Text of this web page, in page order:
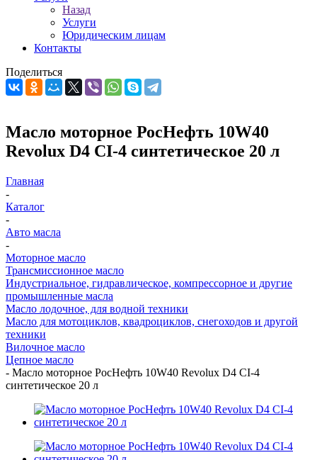
Назад
Услуги
Юридическим лицам
Контакты
Поделиться
Масло моторное РосНефть 10W40
Revolux D4 CI-4 синтетическое 20 л
Главная
-
Каталог
-
Авто масла
-
Моторное масло
Трансмиссионное масло
Индустриальное, гидравлическое, компрессорное и другие
промышленные масла
Масло лодочное, для водной техники
Масло для мотоциклов, квадроциклов, снегоходов и другой
техники
Вилочное масло
Цепное масло
- Масло моторное РосНефть 10W40 Revolux D4 CI-4
синтетическое 20 л